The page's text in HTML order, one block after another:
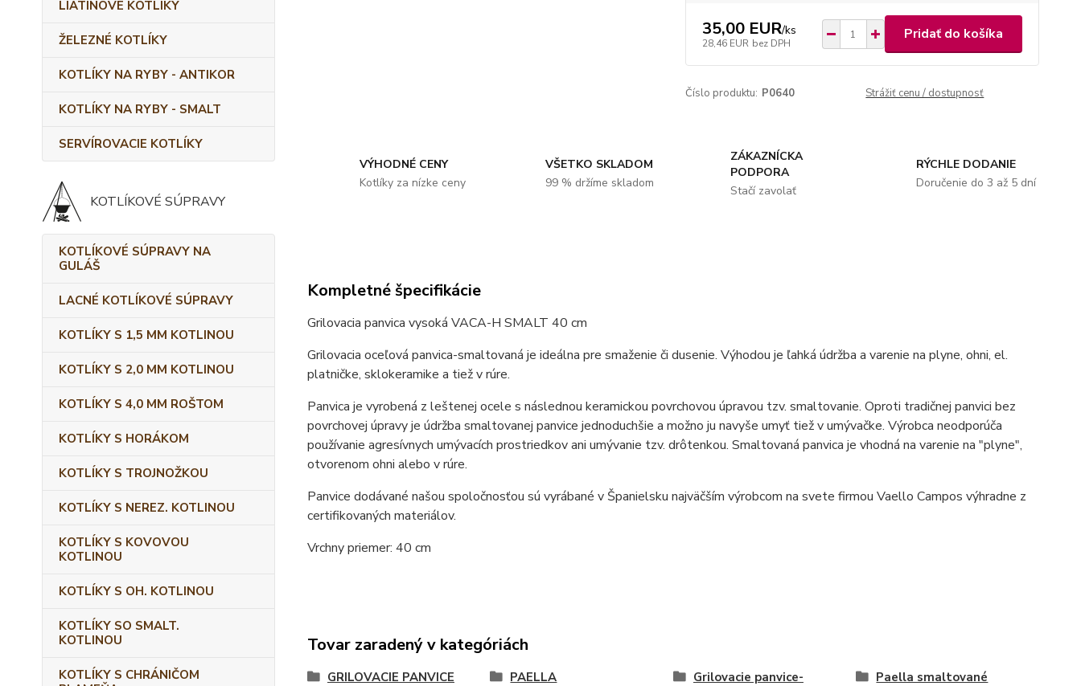
LIATINOVÉ KOTLÍKY
ŽELEZNÉ KOTLÍKY
KOTLÍKY NA RYBY - ANTIKOR
KOTLÍKY NA RYBY - SMALT
SERVÍROVACIE KOTLÍKY
KOTLÍKOVÉ SÚPRAVY
KOTLÍKOVÉ SÚPRAVY NA
GULÁŠ
LACNÉ KOTLÍKOVÉ SÚPRAVY
KOTLÍKY S 1,5 MM KOTLINOU
KOTLÍKY S 2,0 MM KOTLINOU
KOTLÍKY S 4,0 MM ROŠTOM
KOTLÍKY S HORÁKOM
KOTLÍKY S TROJNOŽKOU
KOTLÍKY S NEREZ. KOTLINOU
KOTLÍKY S KOVOVOU
KOTLINOU
KOTLÍKY S OH. KOTLINOU
KOTLÍKY SO SMALT.
KOTLINOU
KOTLÍKY S CHRÁNIČOM
35,00 EUR/ks
28,46 EUR bez DPH
Pridať do košíka
Číslo produktu: P0640 Strážiť cenu / dostupnosť
VÝHODNÉ CENY
Kotlíky za nízke ceny
VŠETKO SKLADOM
99 % držíme skladom
ZÁKAZNÍCKA
PODPORA
Stačí zavolať
RÝCHLE DODANIE
Doručenie do 3 až 5 dní
Kompletné špecifikácie
Grilovacia panvica vysoká VACA-H SMALT 40 cm
Grilovacia oceľová panvica-smaltovaná je ideálna pre smaženie či dusenie. Výhodou je ľahká údržba a varenie na plyne, ohni, el.
platničke, sklokeramike a tiež v rúre.
Panvica je vyrobená z leštenej ocele s následnou keramickou povrchovou úpravou tzv. smaltovanie. Oproti tradičnej panvici bez
povrchovej úpravy je údržba smaltovanej panvice jednoduchšie a možno ju navyše umyť tiež v umývačke. Výrobca neodporúča
používanie agresívnych umývacích prostriedkov ani umývanie tzv. drôtenkou. Smaltovaná panvica je vhodná na varenie na "plyne",
otvorenom ohni alebo v rúre.
Panvice dodávané našou spoločnosťou sú vyrábané v Španielsku najväčším výrobcom na svete firmou Vaello Campos výhradne z
certifikovaných materiálov.
Vrchny priemer: 40 cm
Tovar zaradený v kategóriách
GRILOVACIE PANVICE PAELLA
Grilovacie panvice-
Paella smaltované